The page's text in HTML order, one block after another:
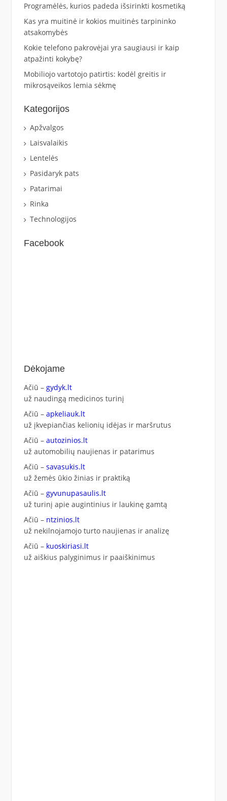
Programėlės, kurios padeda išsirinkti kosmetiką
Kas yra muitinė ir kokios muitinės tarpininko
atsakomybės
Kokie telefono pakrovėjai yra saugiausi ir kaip
atpažinti kokybę?
Mobiliojo vartotojo patirtis: kodėl greitis ir
mikrosąveikos lemia sėkmę
Kategorijos
Apžvalgos
Laisvalaikis
Lentelės
Pasidaryk pats
Patarimai
Rinka
Technologijos
Facebook
Dėkojame
Ačiū – gydyk.lt
už naudingą medicinos turinį
Ačiū – apkeliauk.lt
už įkvepiančias kelionių idėjas ir maršrutus
Ačiū – autozinios.lt
už automobilių naujienas ir patarimus
Ačiū – savasukis.lt
už žemės ūkio žinias ir praktiką
Ačiū – gyvunupasaulis.lt
už turinį apie augintinius ir laukinę gamtą
Ačiū – ntzinios.lt
už nekilnojamojo turto naujienas ir analizę
Ačiū – kuoskiriasi.lt
už aiškius palyginimus ir paaiškinimus